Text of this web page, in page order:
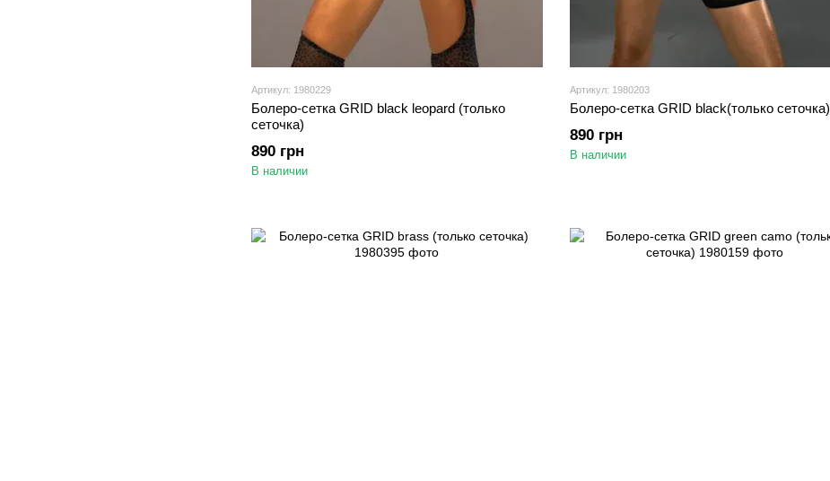
Артикул: 1980229
Болеро-сетка GRID black leopard (только
сеточка)
890 грн
В наличии
Артикул: 1980203
Болеро-сетка GRID black(только сеточка)
890 грн
В наличии